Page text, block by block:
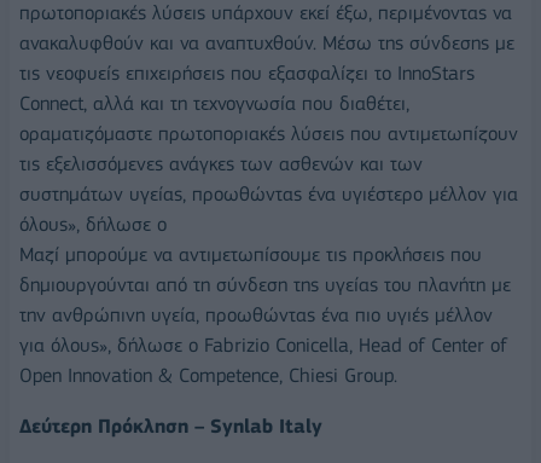
πρωτοποριακές λύσεις υπάρχουν εκεί έξω, περιμένοντας να
ανακαλυφθούν και να αναπτυχθούν. Μέσω της σύνδεσης με
τις νεοφυείς επιχειρήσεις που εξασφαλίζει το InnoStars
Connect, αλλά και τη τεχνογνωσία που διαθέτει,
οραματιζόμαστε πρωτοποριακές λύσεις που αντιμετωπίζουν
τις εξελισσόμενες ανάγκες των ασθενών και των
συστημάτων υγείας, προωθώντας ένα υγιέστερο μέλλον για
όλους», δήλωσε ο
Μαζί μπορούμε να αντιμετωπίσουμε τις προκλήσεις που
δημιουργούνται από τη σύνδεση της υγείας του πλανήτη με
την ανθρώπινη υγεία, προωθώντας ένα πιο υγιές μέλλον
για όλους», δήλωσε ο Fabrizio Conicella, Head of Center of
Open Innovation & Competence, Chiesi Group.
Δεύτερη Πρόκληση – Synlab Italy